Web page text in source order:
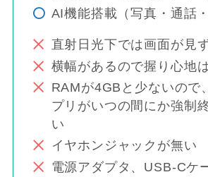
AI機能搭載（写真・通話・
直射日光下では画面が見
横幅があるので握り心地
RAMが4GBと少ないので
プリがいつの間にか強制
い
イヤホンジャックが無い
電源アダプタ、USB-Cケ